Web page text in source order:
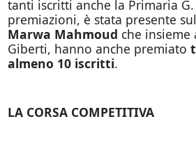
tanti iscritti anche la Primaria
premiazioni, è stata presente
Marwa Mahmoud che insieme
Giberti, hanno anche premiato
almeno 10 iscritti.
LA CORSA COMPETITIVA